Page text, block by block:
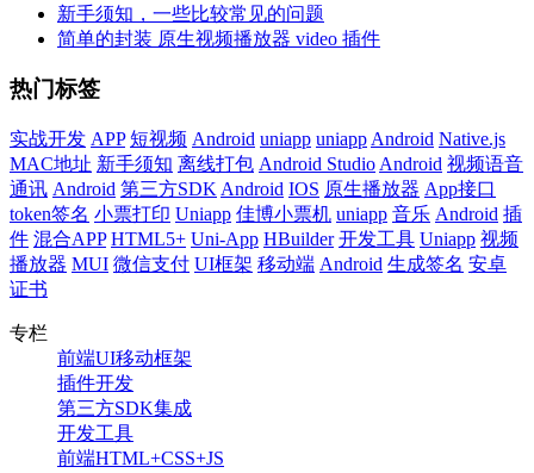
新手须知，一些比较常见的问题
简单的封装 原生视频播放器 video 插件
热门标签
实战开发 APP 短视频 Android uniapp uniapp Android Native.js
MAC地址 新手须知 离线打包 Android Studio Android 视频语音
通讯 Android 第三方SDK Android IOS 原生播放器 App接口
token签名 小票打印 Uniapp 佳博小票机 uniapp 音乐 Android 插
件 混合APP HTML5+ Uni-App HBuilder 开发工具 Uniapp 视频
播放器 MUI 微信支付 UI框架 移动端 Android 生成签名 安卓
证书
专栏
前端UI移动框架
插件开发
第三方SDK集成
开发工具
前端HTML+CSS+JS